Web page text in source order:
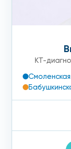
КТ-
Смоленская